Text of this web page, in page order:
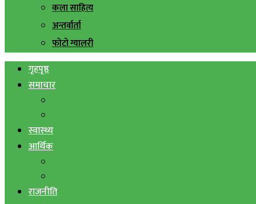
कला साहित्य
अन्तर्वार्ता
फोटो ग्यालरी
गृहपृष्ठ
समाचार
स्वास्थ्य
आर्थिक
राजनीति